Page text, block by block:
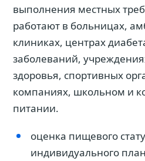
выполнения местных
работают в больницах,
клиниках, центрах
заболеваний,
здоровья, спортивных
компаниях, школьном и
питании.
оценка пищевого
индивидуального